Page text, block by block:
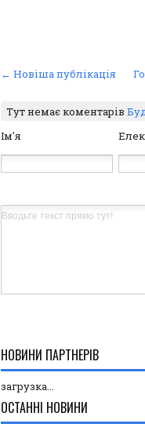
← Новіша публікація
Тут немає коментарів
Ім'я
НОВИНИ ПАРТНЕРІВ
загрузка...
ОСТАННІ НОВИНИ